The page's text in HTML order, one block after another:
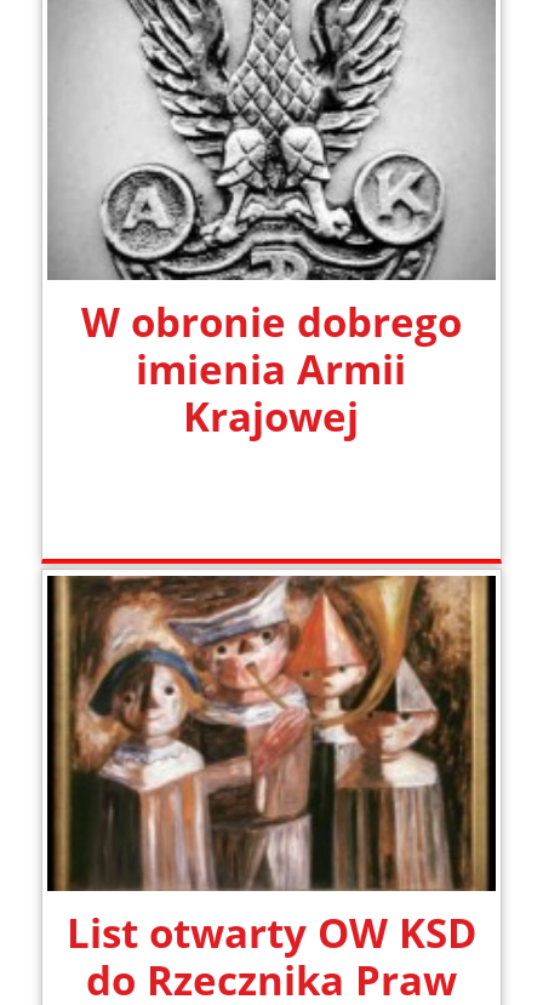
W obronie dobrego
imienia Armii
Krajowej
List otwarty OW KSD
do Rzecznika Praw